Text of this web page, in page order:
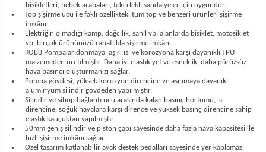
bisikletleri, bebek arabaları, tekerlekli sandalyeler için uygundur.
•
Top şişirme ucu ile faklı özellikteki tüm top ve benzeri ürünleri şişirme
imkânı
•
Elektriğin olmadığı kamp, dağcılık, sahil vb. alanlarda bisiklet, motosiklet
vb. birçok ürününüzü rahatlıkla şişirme imkânı.
•
KOBB Pompalar donmaya, aşırı ısı ve korozyona karşı dayanıklı TPU
malzemeden üretilmiştir. Daha iyi elastikiyet ve esneklik, daha pürüzsüz
hava basıncı oluşturmanızı sağlar.
•
Pompa gövdesi, yüksek korozyon direncine ve aşınmaya dayanıklı
alüminyum silindir gövdeden yapılmıştır.
•
Silindir ve sibop bağlantı ucu arasında kalan basınç hortumu, ısı
direncine, soğuk havalara karşı dirence ve yüksek basınç direncine sahip
elastik kauçuktan yapılmıştır.
•
50mm geniş silindir ve piston çapı sayesinde daha fazla hava kapasitesi ile
hızlı şişirme imkânı sağlar.
•
Özel tasarım katlanabilir ayak destek pedalları sayesinde yer kaplamaz,